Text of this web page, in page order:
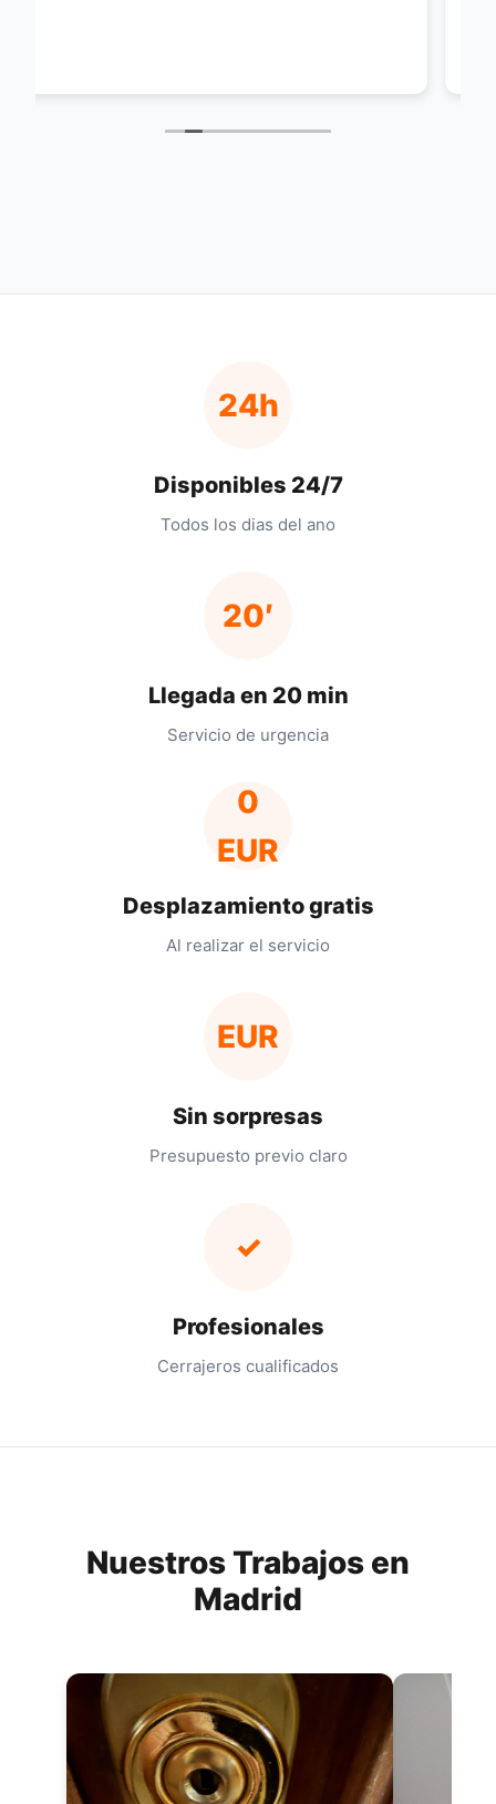
24h
Disponibles 24/7
Todos los dias del ano
20′
Llegada en 20 min
Servicio de urgencia
0
EUR
Desplazamiento gratis
Al realizar el servicio
EUR
Sin sorpresas
Presupuesto previo claro
✓
Profesionales
Cerrajeros cualificados
Nuestros Trabajos en
Madrid